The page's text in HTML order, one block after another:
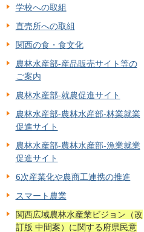
学校への取組
直売所への取組
関西の食・食文化
農林水産部-産品販売サイト等の
ご案内
農林水産部-就農促進サイト
農林水産部-農林水産部-林業就業
促進サイト
農林水産部-農林水産部-漁業就業
促進サイト
6次産業化や農商工連携の推進
スマート農業
関西広域農林水産業ビジョン（改
訂版 中間案）に関する府県民意